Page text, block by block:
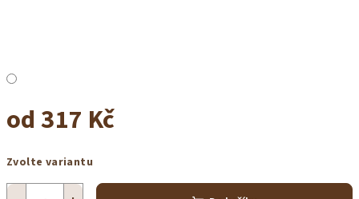
od317 Kč
cena:
Zvolte variantu